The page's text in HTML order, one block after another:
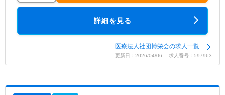
詳細を見る
医療法人社団博栄会の求人一覧
更新日：2026/04/06 求人番号：597963